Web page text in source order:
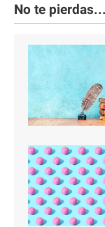
No te pierdas...